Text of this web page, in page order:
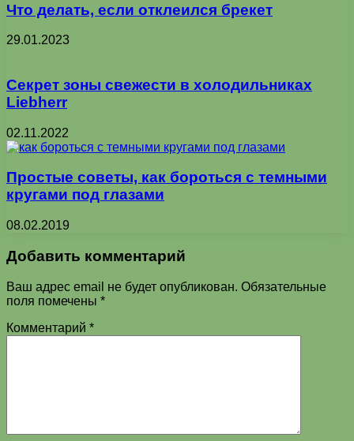
Что делать, если отклеился брекет
29.01.2023
Секрет зоны свежести в холодильниках
Liebherr
02.11.2022
Простые советы, как бороться с темными
кругами под глазами
08.02.2019
Добавить комментарий
Ваш адрес email не будет опубликован. Обязательные
поля помечены *
Комментарий *